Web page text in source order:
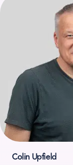
Colin Upfield